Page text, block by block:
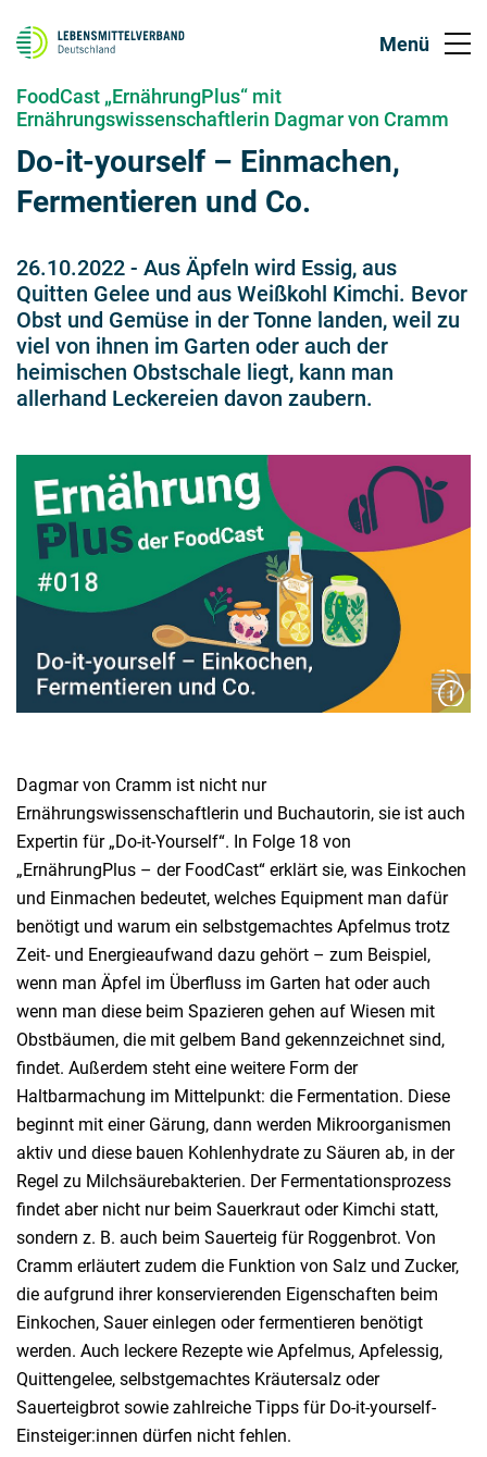
FoodCast „ErnährungPlus“ mit
Ernährungswissenschaftlerin Dagmar von Cramm
Do-it-yourself – Einmachen,
Fermentieren und Co.
26.10.2022 - Aus Äpfeln wird Essig, aus
Quitten Gelee und aus Weißkohl Kimchi. Bevor
Obst und Gemüse in der Tonne landen, weil zu
viel von ihnen im Garten oder auch der
heimischen Obstschale liegt, kann man
allerhand Leckereien davon zaubern.
Dagmar von Cramm ist nicht nur
Ernährungswissenschaftlerin und Buchautorin, sie ist auch
Expertin für „Do-it-Yourself“. In Folge 18 von
„ErnährungPlus – der FoodCast“ erklärt sie, was Einkochen
und Einmachen bedeutet, welches Equipment man dafür
benötigt und warum ein selbstgemachtes Apfelmus trotz
Zeit- und Energieaufwand dazu gehört – zum Beispiel,
wenn man Äpfel im Überfluss im Garten hat oder auch
wenn man diese beim Spazieren gehen auf Wiesen mit
Obstbäumen, die mit gelbem Band gekennzeichnet sind,
findet. Außerdem steht eine weitere Form der
Haltbarmachung im Mittelpunkt: die Fermentation. Diese
beginnt mit einer Gärung, dann werden Mikroorganismen
aktiv und diese bauen Kohlenhydrate zu Säuren ab, in der
Regel zu Milchsäurebakterien. Der Fermentationsprozess
findet aber nicht nur beim Sauerkraut oder Kimchi statt,
sondern z. B. auch beim Sauerteig für Roggenbrot. Von
Cramm erläutert zudem die Funktion von Salz und Zucker,
die aufgrund ihrer konservierenden Eigenschaften beim
Einkochen, Sauer einlegen oder fermentieren benötigt
werden. Auch leckere Rezepte wie Apfelmus, Apfelessig,
Quittengelee, selbstgemachtes Kräutersalz oder
Sauerteigbrot sowie zahlreiche Tipps für Do-it-yourself-
Einsteiger:innen dürfen nicht fehlen.